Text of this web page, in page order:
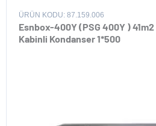
ÜRÜN KODU: 87.159.006
Esnbox-400Y (PSG 400Y ) 41m2
Kabinli Kondanser 1*500